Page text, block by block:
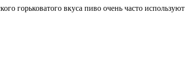
горьковатого вкуса пиво очень часто используют